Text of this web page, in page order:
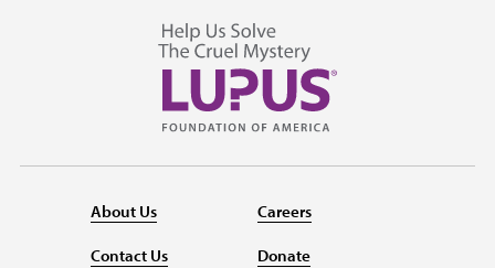
About Us
Contact Us
Careers
Donate